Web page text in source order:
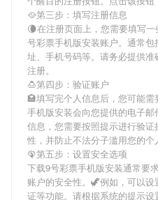
🥘第三步：填写注册信息
🌘在注册页面上，您需要填写
号彩票手机版安装账户。通常
址、手机号码等。请务必提供
注册。
🍮第四步：验证账户
🏩填写完个人信息后，您可能需
手机版安装会向您提供的电子
信息，您需要按照提示进行验
性，并防止不法分子滥用您的个
🦚第五步：设置安全选项
下载9号彩票手机版安装通常要
账户的安全性。🦖例如，可以
证等功能。请根据系统的提示